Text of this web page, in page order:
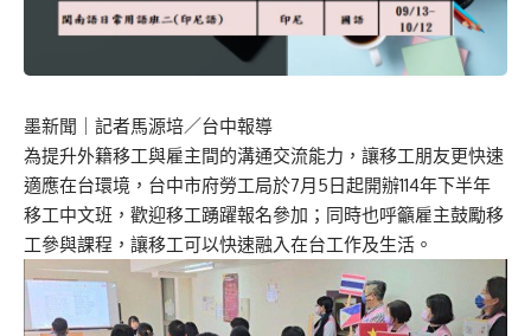
墨新聞
｜記者馬源培／台中報導
為提升外籍移工與雇主間的溝通交流能力，讓移工朋友更快速
適應在台環境，台中市府勞工局於7月5日起開辦114年下半年
移工中文班，歡迎移工踴躍報名參加；同時也呼籲雇主鼓勵移
工參與課程，讓移工可以快速融入在台工作及生活。